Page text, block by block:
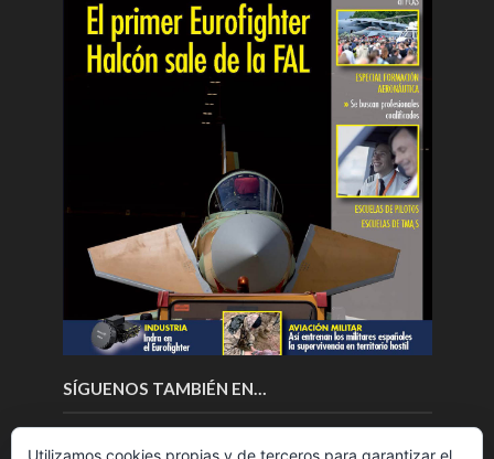
SÍGUENOS TAMBIÉN EN…
Utilizamos cookies propias y de terceros para garantizar el